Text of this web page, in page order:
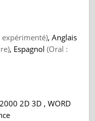
, Anglais
, Espagnol(Oral :
2D 3D , WORD